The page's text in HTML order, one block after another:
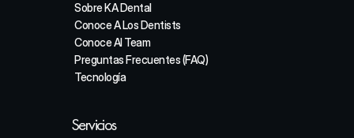
Sobre KA Dental
Conoce A Los Dentists
Conoce Al Team
Preguntas Frecuentes (FAQ)
Tecnología
Servicios